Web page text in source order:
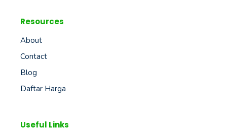
Resources
About
Contact
Blog
Daftar Harga
Useful Links